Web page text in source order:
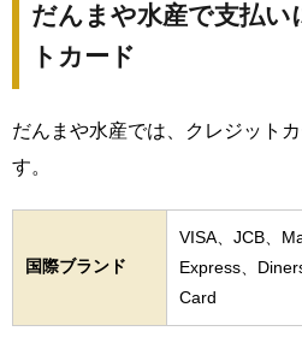
だんまや水産で支払い
トカード
だんまや水産では、クレジット
す。
国際ブランド
VISA、JCB、
Express、
Card